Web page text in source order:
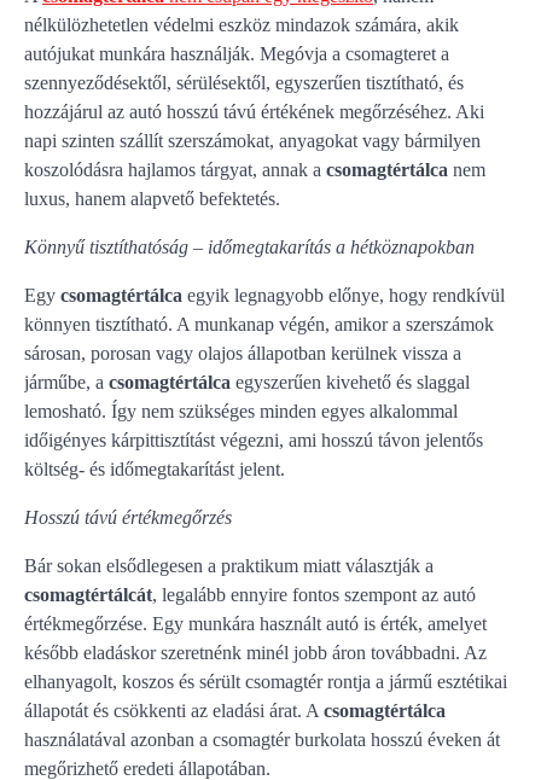
nélkülözhetetlen védelmi eszköz mindazok számára, akik
autójukat munkára használják. Megóvja a csomagteret a
szennyeződésektől, sérülésektől, egyszerűen tisztítható, és
hozzájárul az autó hosszú távú értékének megőrzéséhez. Aki
napi szinten szállít szerszámokat, anyagokat vagy bármilyen
koszolódásra hajlamos tárgyat, annak a csomagtértálca nem
luxus, hanem alapvető befektetés.
Könnyű tisztíthatóság – időmegtakarítás a hétköznapokban
Egy csomagtértálca egyik legnagyobb előnye, hogy rendkívül
könnyen tisztítható. A munkanap végén, amikor a szerszámok
sárosan, porosan vagy olajos állapotban kerülnek vissza a
járműbe, a csomagtértálca egyszerűen kivehető és slaggal
lemosható. Így nem szükséges minden egyes alkalommal
időigényes kárpittisztítást végezni, ami hosszú távon jelentős
költség- és időmegtakarítást jelent.
Hosszú távú értékmegőrzés
Bár sokan elsődlegesen a praktikum miatt választják a
csomagtértálcát, legalább ennyire fontos szempont az autó
értékmegőrzése. Egy munkára használt autó is érték, amelyet
később eladáskor szeretnénk minél jobb áron továbbadni. Az
elhanyagolt, koszos és sérült csomagtér rontja a jármű esztétikai
állapotát és csökkenti az eladási árat. A csomagtértálca
használatával azonban a csomagtér burkolata hosszú éveken át
megőrizhető eredeti állapotában.